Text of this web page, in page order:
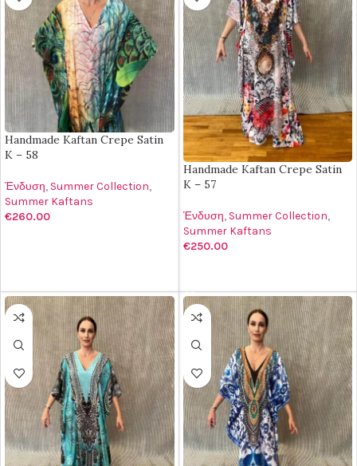
Handmade Kaftan Crepe Satin
K – 58
Ένδυση, Summer Collection,
Summer Kaftans
€260.00
Handmade Kaftan Crepe Satin
K – 57
Ένδυση, Summer Collection,
Summer Kaftans
€250.00